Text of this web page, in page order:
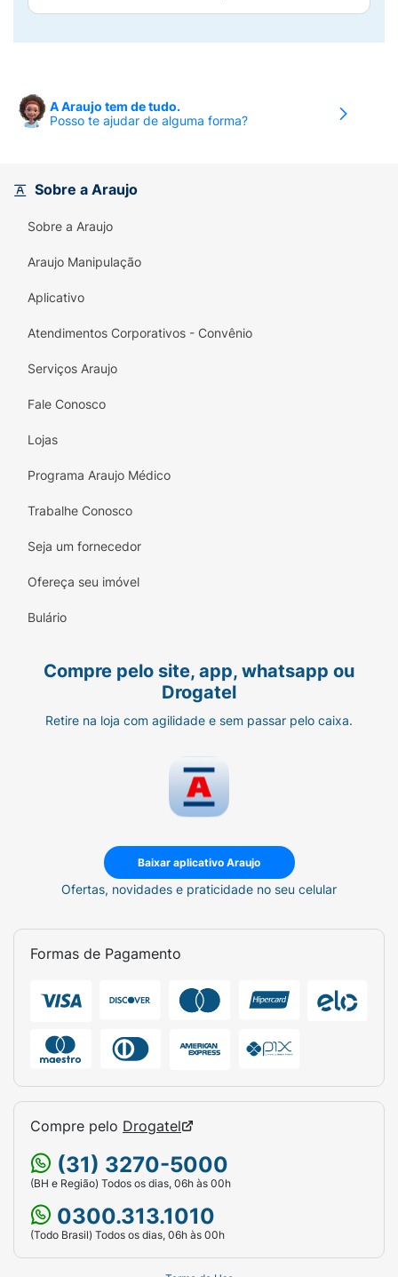
A Araujo tem de tudo.
Posso te ajudar de alguma forma?
Sobre a Araujo
Sobre a Araujo
Araujo Manipulação
Aplicativo
Atendimentos Corporativos - Convênio
Serviços Araujo
Fale Conosco
Lojas
Programa Araujo Médico
Trabalhe Conosco
Seja um fornecedor
Ofereça seu imóvel
Bulário
Compre pelo site, app, whatsapp ou
Drogatel
Retire na loja com agilidade e sem passar pelo caixa.
Baixar aplicativo Araujo
Ofertas, novidades e praticidade no seu celular
Formas de Pagamento
Compre pelo Drogatel
(31) 3270-5000
(BH e Região) Todos os dias, 06h às 00h
0300.313.1010
(Todo Brasil) Todos os dias, 06h às 00h